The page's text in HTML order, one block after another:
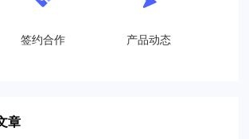
签约合作 产品动态
章